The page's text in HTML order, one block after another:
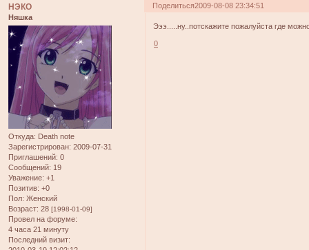
Поделиться2009-08-08 23:34:51
НЭКО
Няшка
Откуда: Death note
Зарегистрирован: 2009-07-31
Приглашений: 0
Сообщений: 19
Уважение: +1
Позитив: +0
Пол: Женский
Возраст: 28 [1998-01-09]
Провел на форуме:
4 часа 21 минуту
Последний визит:
Эээ.....ну..потскажите пожалуйста где
0